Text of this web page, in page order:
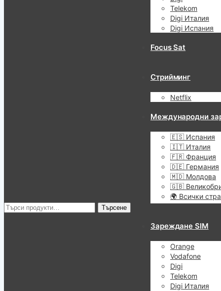
Търсене
Търсене
Telekom
Digi Италия
Digi Испания
Focus Sat
Стрийминг
Netflix
Международни
🇪🇸 Испания
🇮🇹 Италия
🇫🇷 Франция
🇩🇪 Германия
🇲🇩 Молдова
🇬🇧
🌍 Всички
Зареждане SIM
Orange
Vodafone
Digi
Telekom
Digi Италия